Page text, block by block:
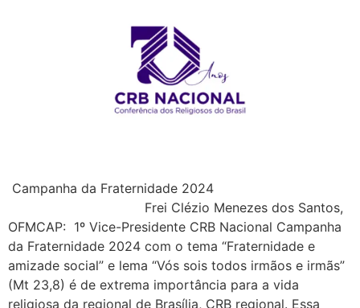
Campanha da Fraternidade 2024
Frei Clézio Menezes dos Santos,
OFMCAP: 1º Vice-Presidente CRB Nacional Campanha
da Fraternidade 2024 com o tema “Fraternidade e
amizade social” e lema “Vós sois todos irmãos e irmãs”
(Mt 23,8) é de extrema importância para a vida
religiosa da regional de Brasília, CRB regional. Essa